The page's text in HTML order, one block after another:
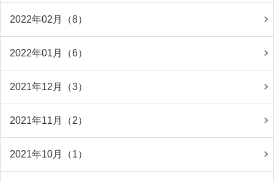
2022年02月（8）
2022年01月（6）
2021年12月（3）
2021年11月（2）
2021年10月（1）